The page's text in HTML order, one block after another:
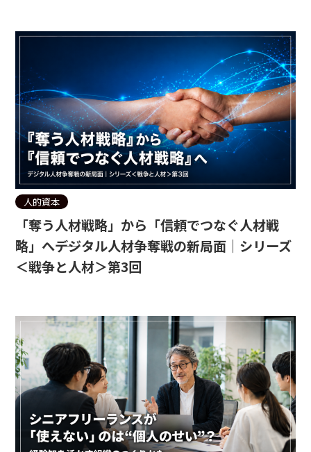
人的資本
「奪う人材戦略」から「信頼でつなぐ人材戦
略」へ――デジタル人材争奪戦の新局面｜シリーズ
＜戦争と人材＞第3回